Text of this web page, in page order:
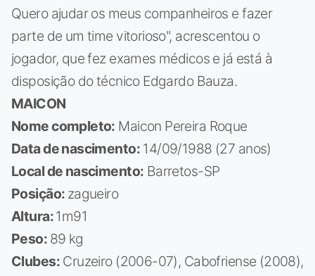
Quero ajudar os meus companheiros e fazer
parte de um time vitorioso", acrescentou o
jogador, que fez exames médicos e já está à
disposição do técnico Edgardo Bauza.
MAICON
Nome completo: Maicon Pereira Roque
Data de nascimento:14/09/1988 (27 anos)
Local de nascimento: Barretos-SP
Posição: zagueiro
Altura:1m91
Peso: 89 kg
Clubes:Cruzeiro (2006-07), Cabofriense (2008),